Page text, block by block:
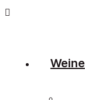
Weine